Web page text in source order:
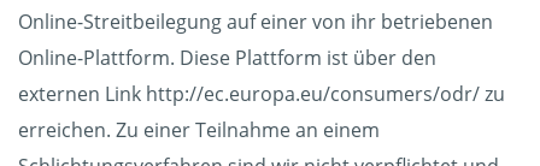
Online-Streitbeilegung auf einer von ihr betriebenen
Online-Plattform. Diese Plattform ist über den
externen Link http://ec.europa.eu/consumers/odr/ zu
erreichen. Zu einer Teilnahme an einem